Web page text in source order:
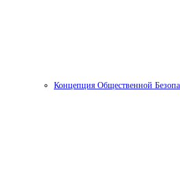
Концепция Общественной